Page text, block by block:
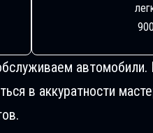
в аккуратности